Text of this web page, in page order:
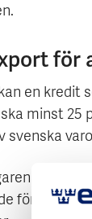
för
en kredit
minst 25
svenska
företagets